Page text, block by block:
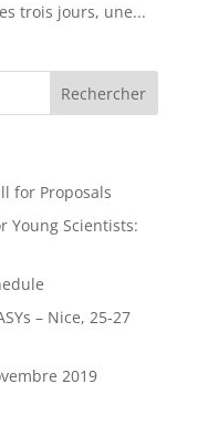
trois jours, une...
for Proposals
Young Scientists:
– Nice, 25-27
2019